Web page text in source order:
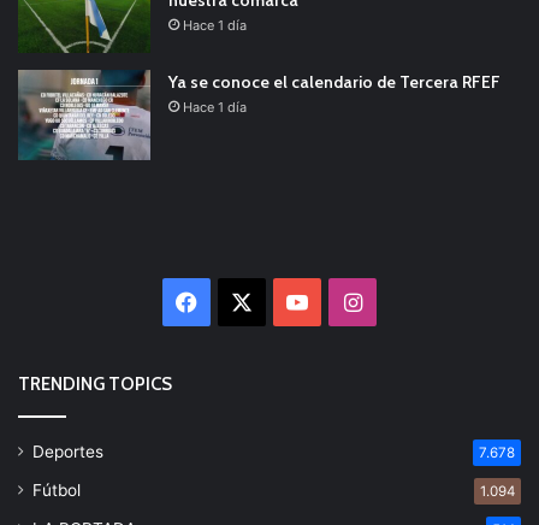
Hace 1 día
Ya se conoce el calendario de Tercera RFEF
Hace 1 día
Facebook YouTubeInstagram
TRENDING TOPICS
Deportes 7.678
Fútbol 1.094